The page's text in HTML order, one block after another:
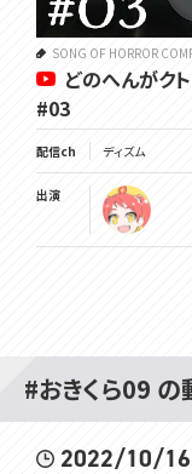
SONG OF HORROR
どのへんがク
#03
配信ch ディズム
出演
#おきくら09 の
2022/10/